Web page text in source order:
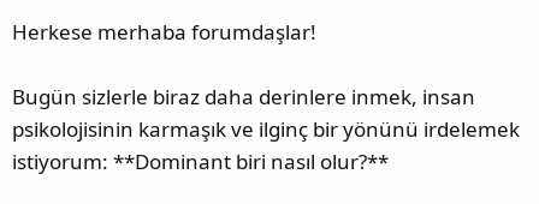
a
n
a
i
Herkese merhaba forumdaşlar!
Bugün sizlerle biraz daha derinlere inmek, insan
psikolojisinin karmaşık ve ilginç bir yönünü irdelemek
istiyorum: **Dominant biri nasıl olur?**